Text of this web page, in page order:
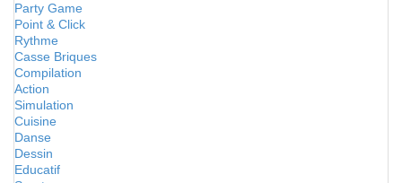
Party Game
Point & Click
Rythme
Casse Briques
Compilation
Action
Simulation
Cuisine
Danse
Dessin
Educatif